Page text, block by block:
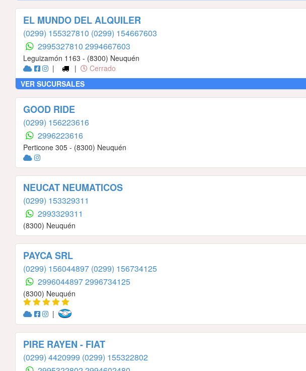
EL MUNDO DEL ALQUILER
(0299) 155327810 (0299) 154667603
2995327810 2994667603
Leguizamón 1163 - (8300) Neuquén
|
| Cerrado
VER SUCURSALES
GOOD RIDE
(0299) 156223616
2996223616
Perticone 305 - (8300) Neuquén
NEUCAT NEUMATICOS
(0299) 153329311
2993329311
(8300) Neuquén
PAYCA SRL
(0299) 156044897 (0299) 156734125
29960448972996734125
(8300) Neuquén
|
PIRE RAYEN - FIAT
(0299) 4420999 (0299) 155322802